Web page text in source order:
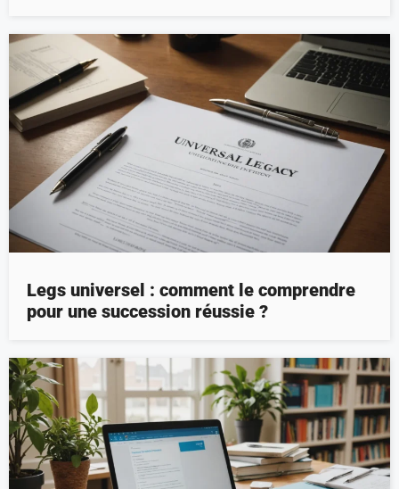
Legs universel : comment le comprendre
pour une succession réussie ?